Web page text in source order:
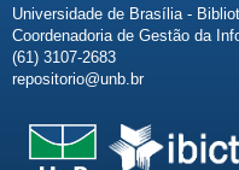
Universidade de Brasília -
Coordenadoria de Gestão da
(61) 3107-2683
repositorio@unb.br